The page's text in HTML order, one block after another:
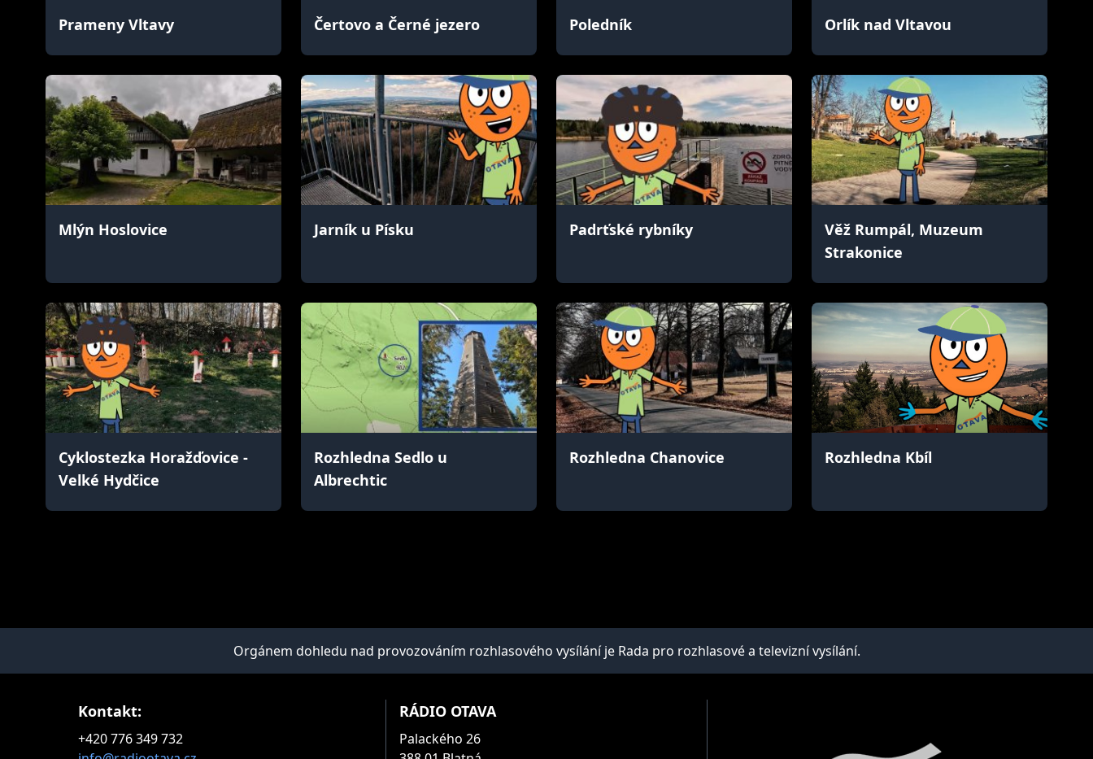
Prameny Vltavy Čertovo a Černé jezero Poledník Orlík nad Vltavou
Mlýn Hoslovice Jarník u Písku Padrťské rybníky
Věž Rumpál, Muzeum
Strakonice
Cyklostezka Horažďovice -
Velké Hydčice
Rozhledna Sedlo u
Albrechtic
Rozhledna Chanovice Rozhledna Kbíl
Orgánem dohledu nad provozováním rozhlasového vysílání je Rada pro rozhlasové a televizní vysílání.
Kontakt:
+420 776 349 732
RÁDIO OTAVA
Palackého 26